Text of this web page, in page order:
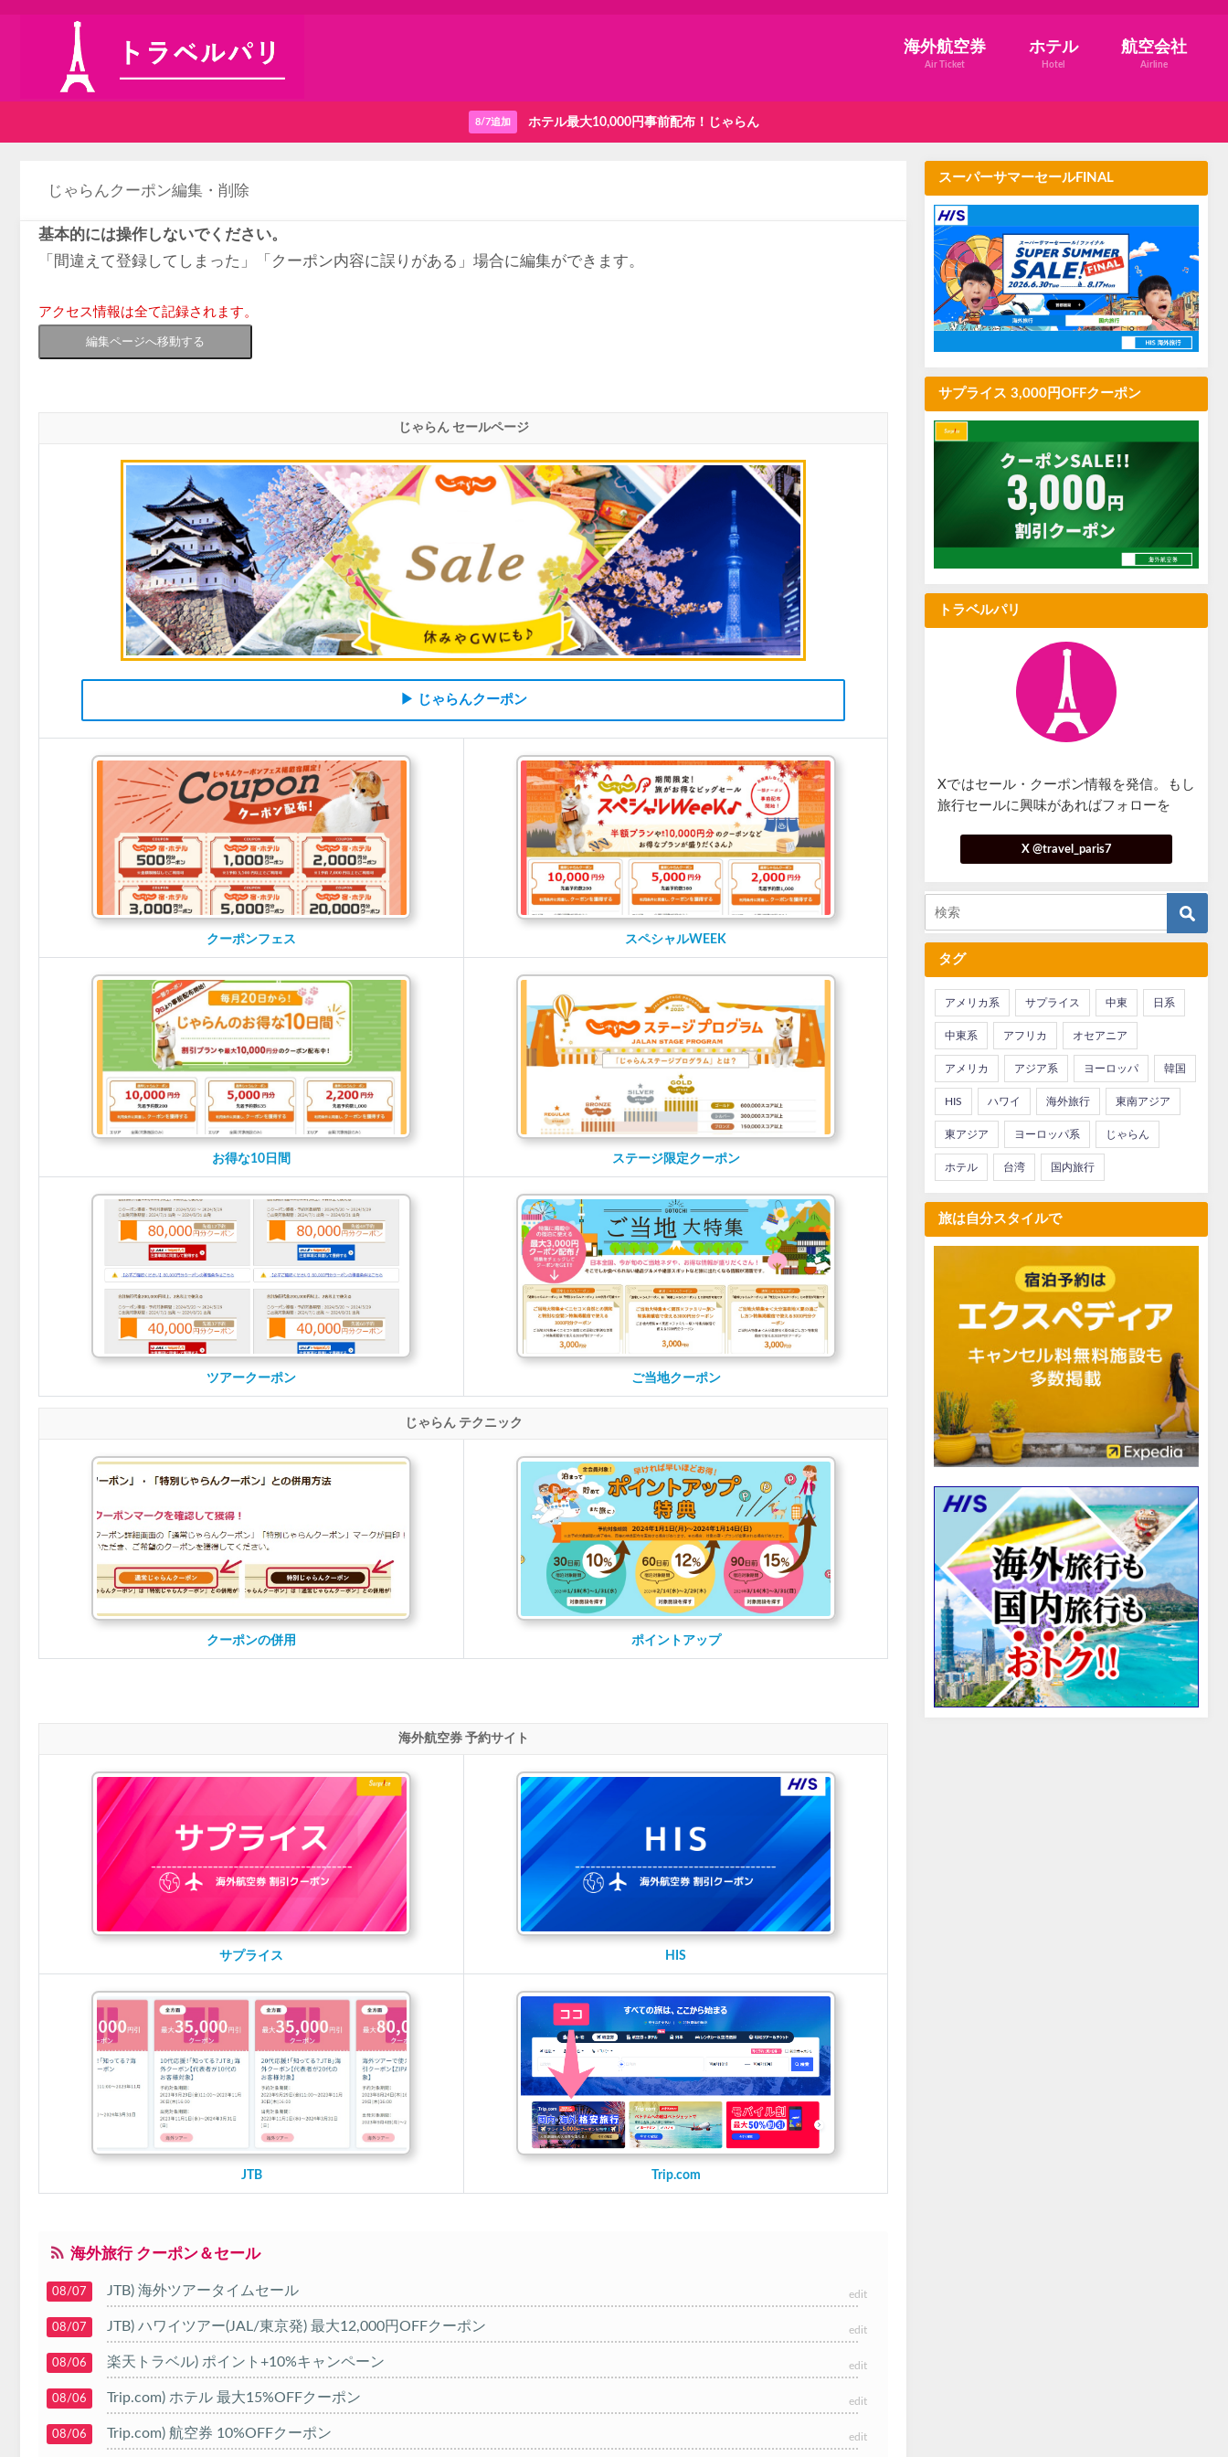
海外航空券
Air Ticket
ホテル
Hotel
航空会社
Airline
8/7追加 ホテル最大10,000円事前配布！じゃらん
じゃらんクーポン編集・削除
基本的には操作しないでください。
「間違えて登録してしまった」「クーポン内容に誤りがある」場合に編集ができます。
アクセス情報は全て記録されます。
編集ページへ移動する
じゃらん セールページ
▶ じゃらんクーポン
クーポンフェス スペシャルWEEK
お得な10日間 ステージ限定クーポン
ツアークーポン ご当地クーポン
じゃらん テクニック
クーポンの併用 ポイントアップ
海外航空券 予約サイト
サプライス HIS
JTB Trip.com
海外旅行 クーポン＆セール
08/07 JTB) 海外ツアータイムセール edit
08/07 JTB) ハワイツアー(JAL/東京発) 最大12,000円OFFクーポン edit
08/06 楽天トラベル) ポイント+10%キャンペーン edit
08/06 Trip.com) ホテル 最大15%OFFクーポン edit
08/06 Trip.com) 航空券 10%OFFクーポン edit
スーパーサマーセールFINAL
サプライス 3,000円OFFクーポン
トラベルパリ
Xではセール・クーポン情報を発信。もし
旅行セールに興味があればフォローを
X @travel_paris7
タグ
アメリカ系 サプライス 中東 日系
中東系 アフリカ オセアニア
アメリカ アジア系 ヨーロッパ 韓国
HIS ハワイ 海外旅行 東南アジア
東アジア ヨーロッパ系 じゃらん
ホテル 台湾 国内旅行
旅は自分スタイルで